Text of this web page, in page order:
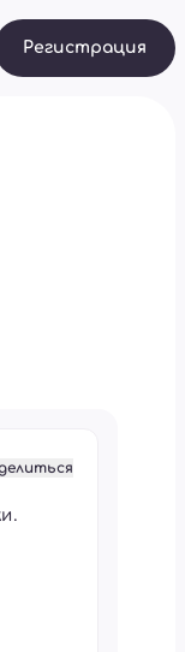
Регистрация